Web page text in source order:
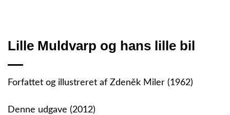
Lille Muldvarp og hans lille bil
Forfattet og illustreret af Zdeněk Miler (1962)
Denne udgave (2012)